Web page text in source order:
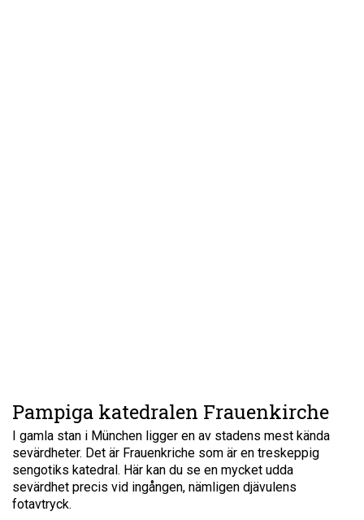
Pampiga katedralen Frauenkirche
I gamla stan i München ligger en av stadens mest kända
sevärdheter. Det är Frauenkriche som är en treskeppig
sengotiks katedral. Här kan du se en mycket udda
sevärdhet precis vid ingången, nämligen djävulens
fotavtryck.